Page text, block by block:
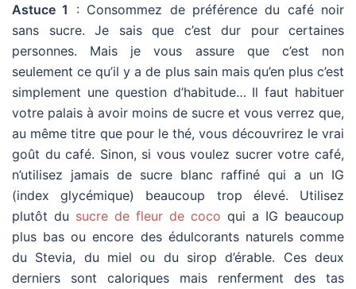
Astuce 1
: Consommez de préférence du café noir
sans sucre. Je sais que c’est dur pour certaines
personnes. Mais je vous assure que c’est non
seulement ce qu’il y a de plus sain mais qu’en plus c’est
simplement une question d’habitude… Il faut habituer
votre palais à avoir moins de sucre et vous verrez que,
au même titre que pour le thé, vous découvrirez le vrai
goût du café. Sinon, si vous voulez sucrer votre café,
n’utilisez jamais de sucre blanc raffiné qui a un IG
(index glycémique) beaucoup trop élevé. Utilisez
plutôt du sucre de fleur de coco qui a IG beaucoup
plus bas ou encore des édulcorants naturels comme
du Stevia, du miel ou du sirop d’érable. Ces deux
derniers sont caloriques mais renferment des tas